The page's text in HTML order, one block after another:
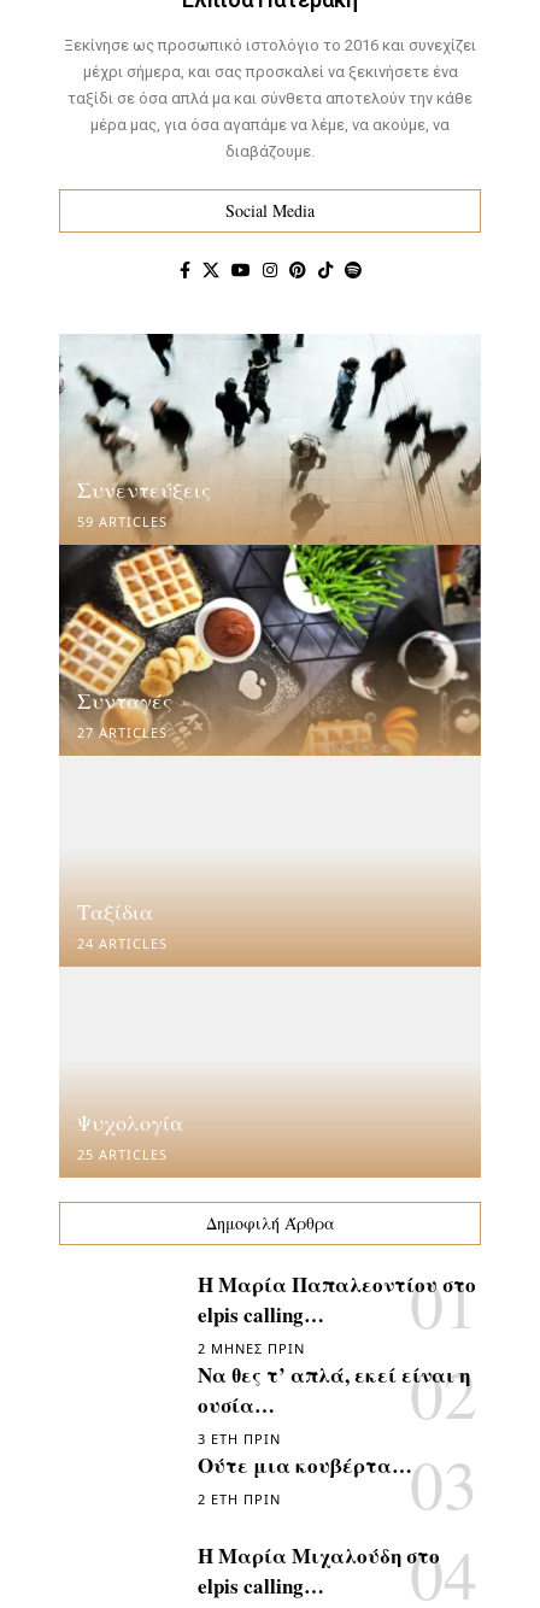
Ξεκίνησε ως προσωπικό ιστολόγιο το 2016 και συνεχίζει
μέχρι σήμερα, και σας προσκαλεί να ξεκινήσετε ένα
ταξίδι σε όσα απλά μα και σύνθετα αποτελούν την κάθε
μέρα μας, για όσα αγαπάμε να λέμε, να ακούμε, να
διαβάζουμε.
Social Media
Συνεντεύξεις
59 ARTICLES
Συνταγές
27 ARTICLES
Ταξίδια
24 ARTICLES
Ψυχολογία
25 ARTICLES
Δημοφιλή Άρθρα
Η Μαρία Παπαλεοντίου στο
elpis calling…
2 ΜΉΝΕΣ ΠΡΙΝ
Να θες τ’ απλά, εκεί είναι η
ουσία…
3 ΈΤΗ ΠΡΙΝ
Ούτε μια κουβέρτα…
2 ΈΤΗ ΠΡΙΝ
Η Μαρία Μιχαλούδη στο
elpis calling…